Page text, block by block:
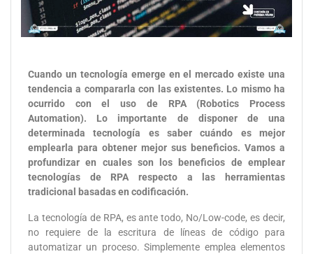
Cuando un tecnología emerge en el mercado existe una
tendencia a compararla con las existentes. Lo mismo ha
ocurrido con el uso de RPA (Robotics Process
Automation). Lo importante de disponer de una
determinada tecnología es saber cuándo es mejor
emplearla para obtener mejor sus beneficios. Vamos a
profundizar en cuales son los beneficios de emplear
tecnologías de RPA respecto a las herramientas
tradicional basadas en codificación.
La tecnología de RPA, es ante todo, No/Low-code, es decir,
no requiere de la escritura de líneas de código para
automatizar un proceso. Simplemente emplea elementos